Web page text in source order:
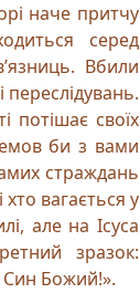
наче притчу
серед
Вбили
переслідувань.
своїх
би з вами
страждань
вагається у
але на Ісуса
зразок:
Син Божий!».